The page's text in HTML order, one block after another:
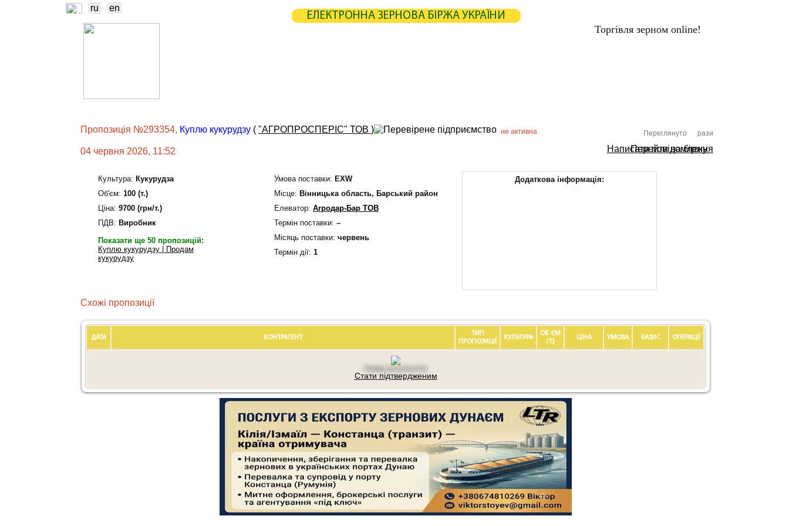
ru en
ЕЛЕКТРОННА ЗЕРНОВА БІРЖА УКРАЇНИ
Торгівля зерном online!
Пропозиція №293354, Куплю кукурудзу ( "АГРОПРОСПЕРІС" ТОВ ) Переглянуто рази
не активна
04 червня 2026, 11:52 Написати повідомлення
Перейти на біржу
Культура: Кукурудза
Об'єм: 100 (т.)
Ціна: 9700 (грн/т.)
ПДВ: Виробник
Показати ще 50 пропозицій:
Куплю кукурудзу | Продам
кукурудзу
Умова поставки: EXW
Мiсце: Вінницька область, Барський район
Елеватор: Агродар-Бар ТОВ
Термін поставки: –
Місяць поставки: червень
Термін дiї: 1
Додаткова інформація:
Схожі пропозиції
ДАТА КОНТРАГЕНТ
ТИП
ПРОПОЗИЦIЇ
КУЛЬТУРА
ОБ`ЄМ
(Т.)
ЦIНА УМОВА БАЗИС ОПЕРАЦІЇ
Стати підтвердженим